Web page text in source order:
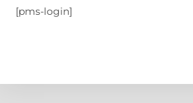
[pms-login]